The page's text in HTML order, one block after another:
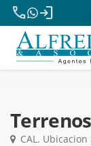
phone
login
CAL.